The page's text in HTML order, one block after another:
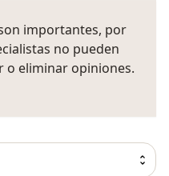
importantes, por
no pueden
o eliminar opiniones.